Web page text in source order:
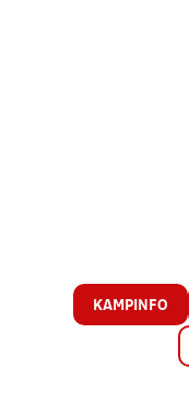
KAMPINFO